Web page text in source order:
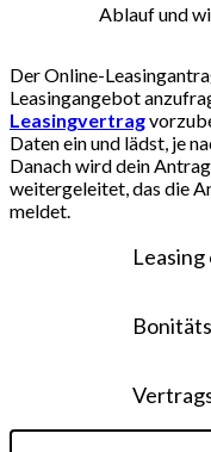
Ablauf und
Der Online-
Leasingangebot
Leasingvertrag
Daten ein und lädst, je
Danach wird dein
weitergeleitet, das die
meldet.